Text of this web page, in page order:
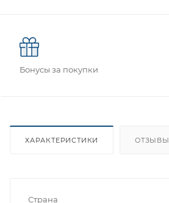
Бонусы за покупки
ХАРАКТЕРИСТИКИ ОТЗЫВЫ
Страна